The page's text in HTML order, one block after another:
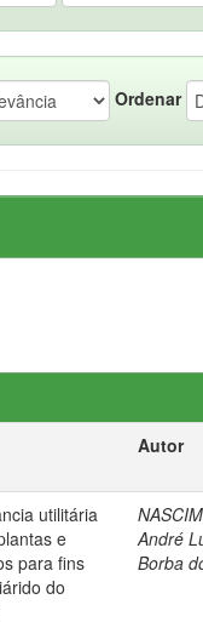
Ordenar
Autor
utilitária
e
para fins
do
André
Borba